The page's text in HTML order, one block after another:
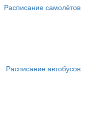
Расписание самолётов
Расписание автобусов